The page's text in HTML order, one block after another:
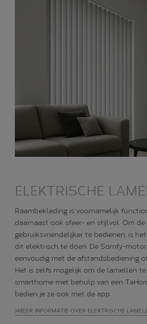
ELEKTRISCHE
Raambekleding is voornamelijk
daarnaast ook sfeer- en stijlvol. Om
gebruiksvriendelijker te bedienen, is
dit elektrisch te doen. De Somfy-
eenvoudig met de afstandsbediening
Het is zelfs mogelijk om de lamellen
smarthome met behulp van een
bedien je ze ook met de app.
>MEER INFORMATIE OVER ELEKTRISCHE